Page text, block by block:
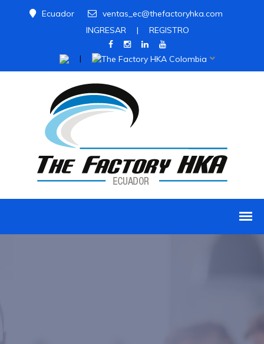
Ecuador
ventas_ec@thefactoryhka.com
INGRESAR
| REGISTRO
|